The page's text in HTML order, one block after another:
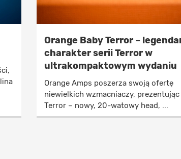
Orange Baby Terror –
charakter serii Terror w
ultrakompaktowym wydaniu
Orange Amps poszerza swoją ofertę
niewielkich wzmacniaczy, prezentując
Terror – nowy, 20-watowy head, ...